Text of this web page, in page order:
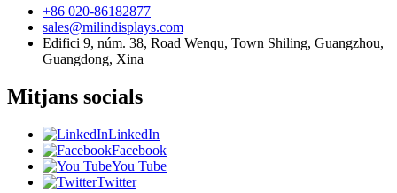
+86 020-86182877
sales@milindisplays.com
Edifici 9, núm. 38, Road Wenqu, Town Shiling, Guangzhou,
Guangdong, Xina
Mitjans socials
LinkedIn
Facebook
You Tube
Twitter